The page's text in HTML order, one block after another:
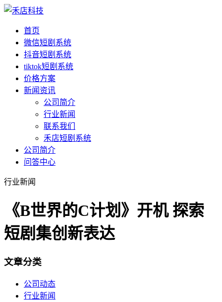
首页
微信短剧系统
抖音短剧系统
tiktok短剧系统
价格方案
新闻资讯
公司简介
行业新闻
联系我们
禾店短剧系统
公司简介
问答中心
行业新闻
《B世界的C计划》开机 探索
短剧集创新表达
文章分类
公司动态
行业新闻